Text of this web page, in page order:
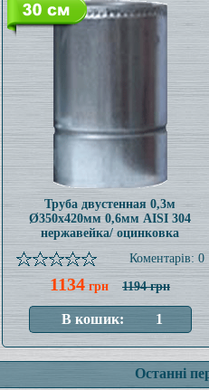
Труба двустенная 0,3м
Ø350x420мм 0,6мм AISI 304
нержавейка/ оцинковка
Коментарів: 0
1134грн 1194 грн
Останні